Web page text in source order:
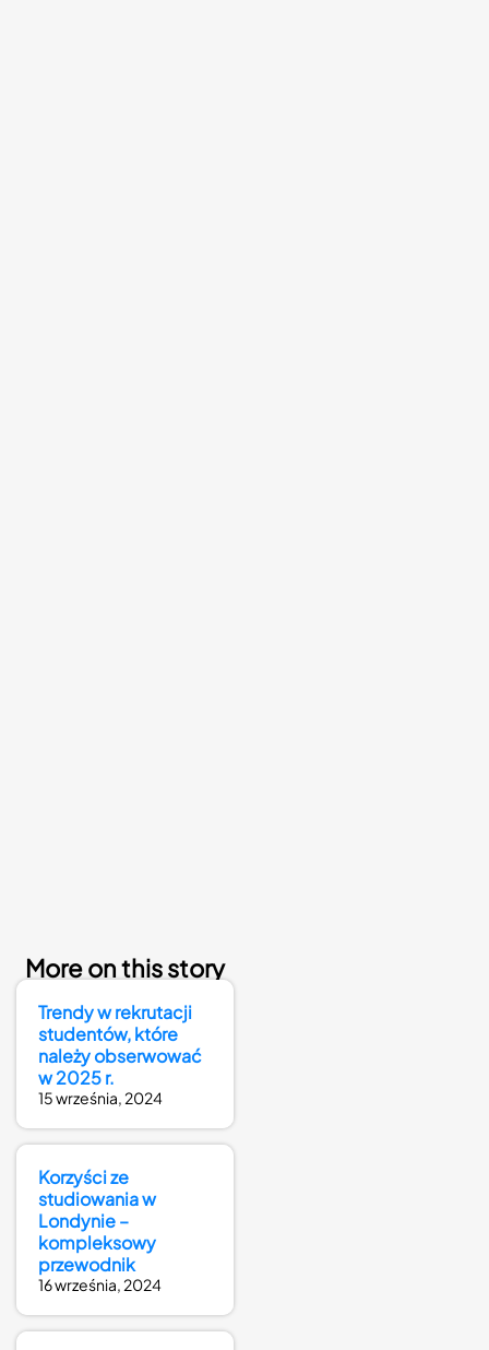
More on this story
Trendy w rekrutacji
studentów, które
należy obserwować
w 2025 r.
15 września, 2024
Korzyści ze
studiowania w
Londynie –
kompleksowy
przewodnik
16 września, 2024